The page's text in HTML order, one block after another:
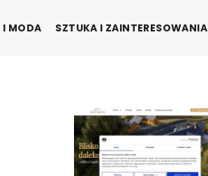
I MODA SZTUKA I ZAINTERESOWANIA